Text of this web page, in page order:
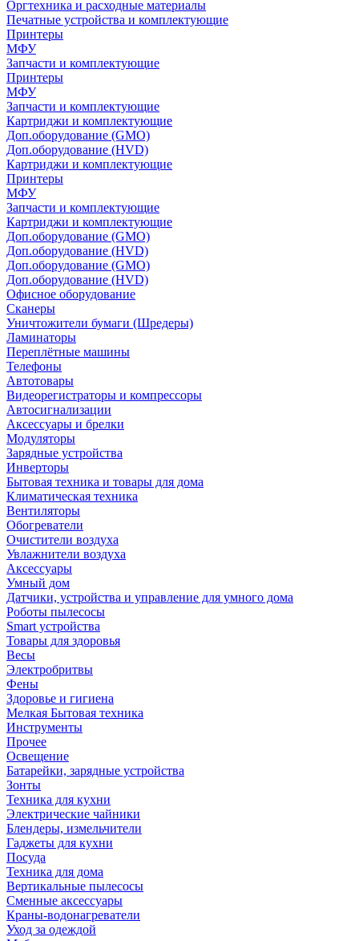
Оргтехника и расходные материалы
Печатные устройства и комплектующие
Принтеры
МФУ
Запчасти и комплектующие
Принтеры
МФУ
Запчасти и комплектующие
Картриджи и комплектующие
Доп.оборудование (GMO)
Доп.оборудование (HVD)
Картриджи и комплектующие
Принтеры
МФУ
Запчасти и комплектующие
Картриджи и комплектующие
Доп.оборудование (GMO)
Доп.оборудование (HVD)
Доп.оборудование (GMO)
Доп.оборудование (HVD)
Офисное оборудование
Сканеры
Уничтожители бумаги (Шредеры)
Ламинаторы
Переплётные машины
Телефоны
Автотовары
Видеорегистраторы и компрессоры
Автосигнализации
Аксессуары и брелки
Модуляторы
Зарядные устройства
Инверторы
Бытовая техника и товары для дома
Климатическая техника
Вентиляторы
Обогреватели
Очистители воздуха
Увлажнители воздуха
Аксессуары
Умный дом
Датчики, устройства и управление для умного дома
Роботы пылесосы
Smart устройства
Товары для здоровья
Весы
Электробритвы
Фены
Здоровье и гигиена
Мелкая Бытовая техника
Инструменты
Прочее
Освещение
Батарейки, зарядные устройства
Зонты
Техника для кухни
Электрические чайники
Блендеры, измельчители
Гаджеты для кухни
Посуда
Техника для дома
Вертикальные пылесосы
Сменные аксессуары
Краны-водонагреватели
Уход за одеждой